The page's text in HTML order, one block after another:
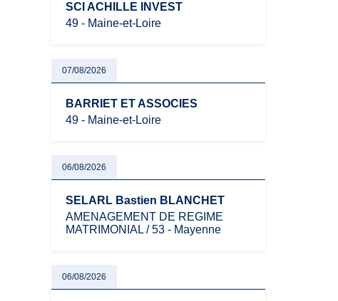
SCI ACHILLE INVEST
49 - Maine-et-Loire
07/08/2026
BARRIET ET ASSOCIES
49 - Maine-et-Loire
06/08/2026
SELARL Bastien BLANCHET
AMENAGEMENT DE REGIME
MATRIMONIAL / 53 - Mayenne
06/08/2026